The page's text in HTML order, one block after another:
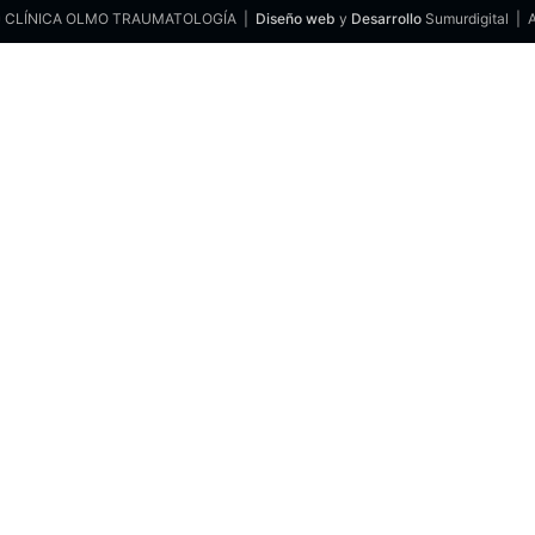
OLMO TRAUMATOLOGÍA | Diseño web y DesarrolloSumurdigital |